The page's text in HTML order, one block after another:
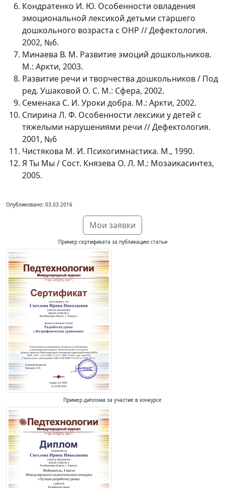
Кондратенко И. Ю. Особенности овладения
эмоциональной лексикой детьми старшего
дошкольного возраста с ОНР // Дефектология.
2002, №6.
Минаева В. М. Развитие эмоций дошкольников.
М.: Аркти, 2003.
Развитие речи и творчества дошкольников / Под
ред. Ушаковой О. С. М.: Сфера, 2002.
Семенака С. И. Уроки добра. М.: Аркти, 2002.
Спирина Л. Ф. Особенности лексики у детей с
тяжелыми нарушениями речи // Дефектология.
2001, №6
Чистякова М. И. Психогимнастика. М., 1990.
Я Ты Мы / Сост. Князева О. Л. М.: Мозаикасинтез,
2005.
Опубликовано: 03.03.2016
Мои заявки
Пример сертификата за публикацию статьи
Пример диплома за участие в конкурсе